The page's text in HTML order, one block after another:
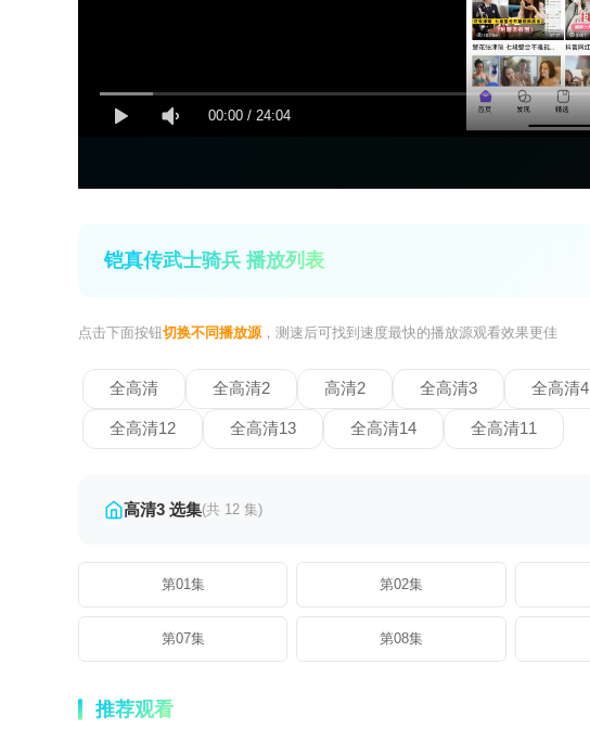
00:00 / 24:04
铠真传武士骑兵 播放列表
点击下面按钮切换不同播放源，测速后可找到速度最快的播放源观看效果更佳
全高清 全高清2 高清2 全高清3 全高清4
全高清12 全高清13 全高清14 全高清11
高清3 选集(共 12 集)
第01集 第02集
第07集 第08集
推荐观看